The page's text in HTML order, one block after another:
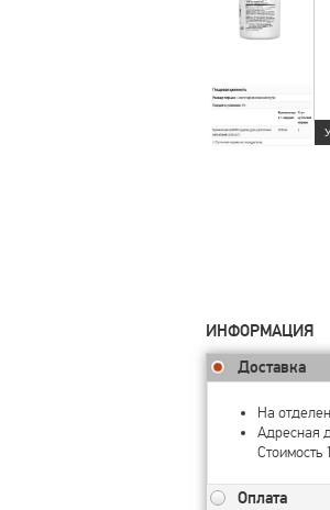
ИНФОРМАЦИЯ
Доставка
На
Адресная
Стоимость
Оплата